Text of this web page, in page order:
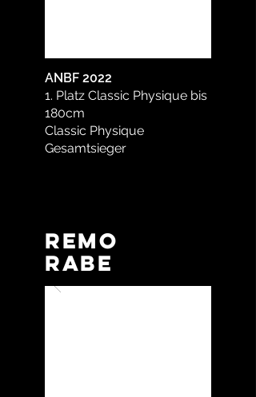
ANBF 2022
1. Platz Classic Physique bis
180cm
Classic Physique
Gesamtsieger
Remo
Rabe